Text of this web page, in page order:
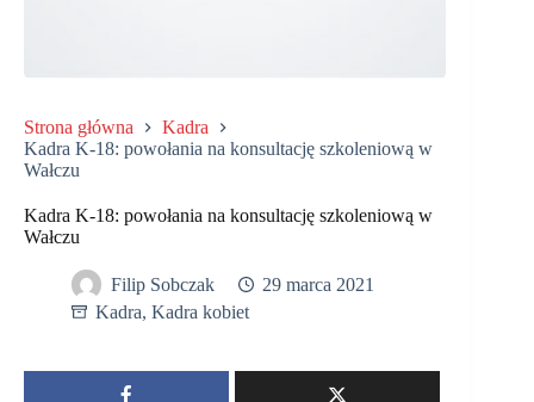
Strona główna
Kadra
Kadra K-18: powołania na konsultację szkoleniową w
Wałczu
Kadra K-18: powołania na konsultację szkoleniową w
Wałczu
Filip Sobczak
29 marca 2021
Kadra, Kadra kobiet